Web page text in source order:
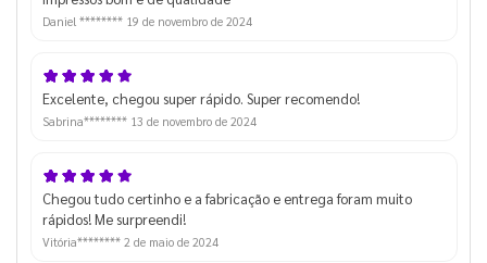
Daniel ******** 19 de novembro de 2024
Excelente, chegou super rápido. Super recomendo!
Sabrina******** 13 de novembro de 2024
Chegou tudo certinho e a fabricação e entrega foram muito
rápidos! Me surpreendi!
Vitória******** 2 de maio de 2024